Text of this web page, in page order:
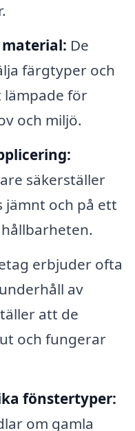
De
färgtyper och
lämpade för
och miljö.
säkerställer
jämnt och på ett
erbjuder ofta
av
att de
och fungerar
fönstertyper:
om gamla